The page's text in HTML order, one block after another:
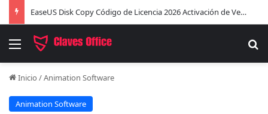
EaseUS Disk Copy Código de Licencia 2026 Activación de Versión Pro (Gratis)
Menú
Inicio /Animation Software
Animation Software